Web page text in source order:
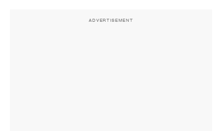
ADVERTISEMENT